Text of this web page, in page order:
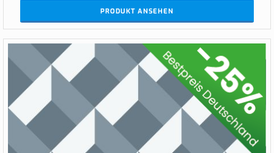
PRODUKT ANSEHEN